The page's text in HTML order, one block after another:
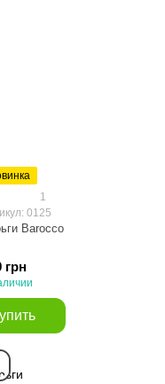
1
0125
Barocco
грн